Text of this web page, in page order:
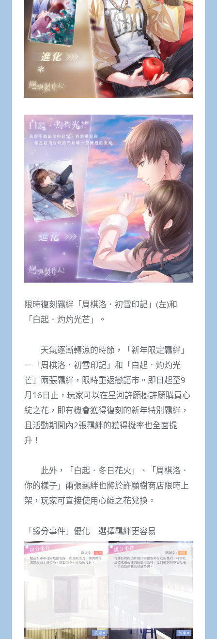
限時復刻羈絆「周棋洛．初雪印記」(左)和
「白起．灼灼光芒」。
天氣逐漸轉涼的時節，「新年限定羈絆」
－「周棋洛．初雪印記」和「白起．灼灼光
芒」兩張羈絆，限時重返戀語市。即日起至9
月16日止，玩家可以在星河許願樹許願購買心
綻之花，即有機會獲得復刻的新年特別羈絆，
且活動期間內2張羈絆的獲得機率也全面提
升！
此外，「白起．冬日花火」、「周棋洛．
你的樣子」兩張羈絆也將於許願樹商店限時上
架，玩家可直接使用心綻之花兌換。
「緣分事件」優化 選擇羈絆更容易